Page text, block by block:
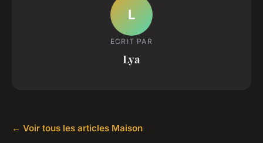
L
ECRIT PAR
Lya
← Voir tous les articles Maison